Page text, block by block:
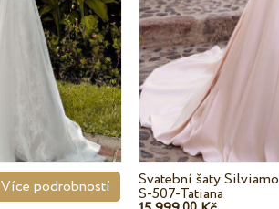
Více podrobností Svatební šaty Silviamo
S-507-Tatiana